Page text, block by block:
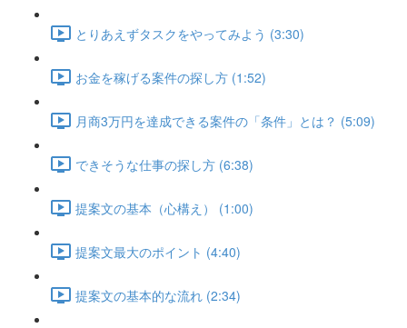
とりあえずタスクをやってみよう (3:30)
お金を稼げる案件の探し方 (1:52)
月商3万円を達成できる案件の「条件」とは？ (5:09)
できそうな仕事の探し方 (6:38)
提案文の基本（心構え） (1:00)
提案文最大のポイント (4:40)
提案文の基本的な流れ (2:34)